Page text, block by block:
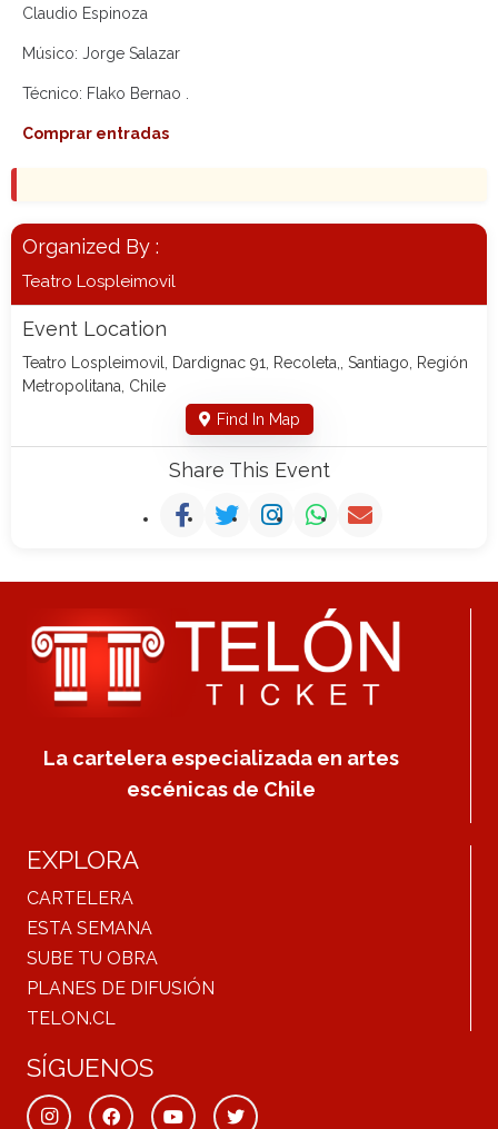
Claudio Espinoza
Músico: Jorge Salazar
Técnico: Flako Bernao .
Comprar entradas
Organized By :
Teatro Lospleimovil
Event Location
Teatro Lospleimovil, Dardignac 91, Recoleta,, Santiago, Región
Metropolitana, Chile
Find In Map
Share This Event
La cartelera especializada en artes
escénicas de Chile
EXPLORA
CARTELERA
ESTA SEMANA
SUBE TU OBRA
PLANES DE DIFUSIÓN
TELON.CL
SÍGUENOS